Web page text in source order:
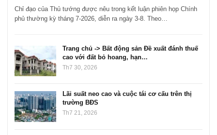
Chỉ đạo của Thủ tướng được nêu trong kết luận phiên họp Chính
phủ thường kỳ tháng 7-2026, diễn ra ngày 3-8. Theo…
Trang chủ -> Bất động sản Đề xuất đánh thuế
cao với đất bỏ hoang, hạn…
Th7 30, 2026
Lãi suất neo cao và cuộc tái cơ cấu trên thị
trường BĐS
Th7 21, 2026